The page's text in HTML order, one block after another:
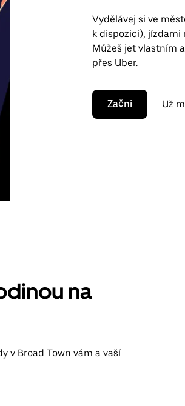
Vydělávej si ve
k dispozici), jízdami
Můžeš jet vlastním
přes Uber.
Začni Už
na
v Broad Town vám a vaší